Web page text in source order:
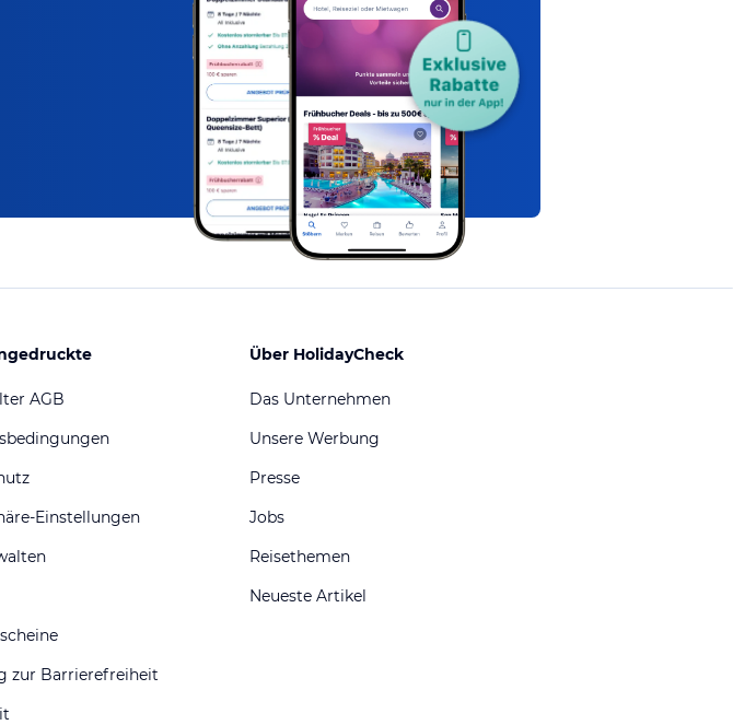
AGB
Einstellungen
zur Barrierefreiheit
Über HolidayCheck
Das Unternehmen
Unsere Werbung
Presse
Jobs
Reisethemen
Neueste Artikel